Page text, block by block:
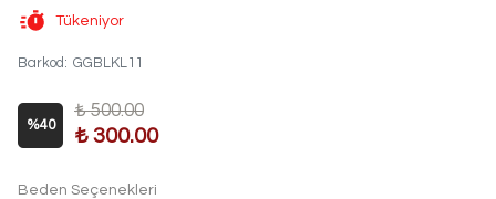
Tükeniyor
Barkod : GGBLKL11
%40
₺ 500.00
₺ 300.00
Beden Seçenekleri